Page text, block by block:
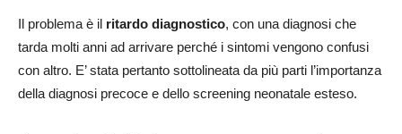
Il problema è il ritardo diagnostico, con una diagnosi che
tarda molti anni ad arrivare perché i sintomi vengono confusi
con altro. E’ stata pertanto sottolineata da più parti l’importanza
della diagnosi precoce e dello screening neonatale esteso.